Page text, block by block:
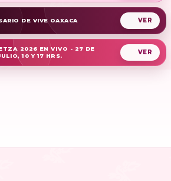
DE VIVE OAXACA
2026 EN VIVO - 27 DE
10 Y 17 HRS.